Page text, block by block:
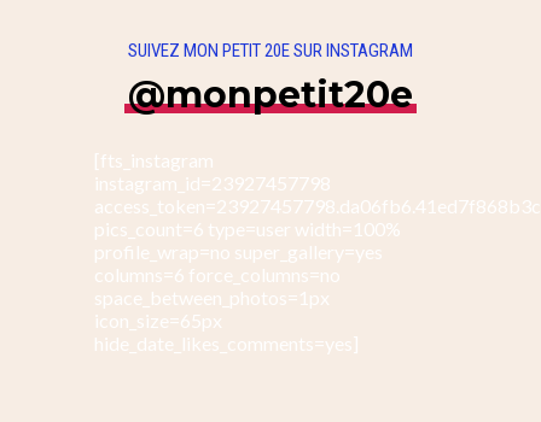
SUIVEZ MON PETIT 20E SUR INSTAGRAM
@monpetit20e
[fts_instagram
instagram_id=23927457798
pics_count=6 type=user width=100%
profile_wrap=no super_gallery=yes
columns=6 force_columns=no
space_between_photos=1px
icon_size=65px
hide_date_likes_comments=yes]